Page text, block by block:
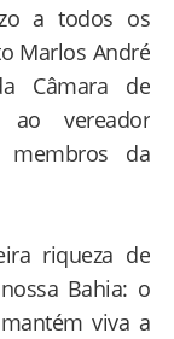
a todos os
Marlos André
Câmara de
ao vereador
membros da
riqueza de
Bahia: o
viva a